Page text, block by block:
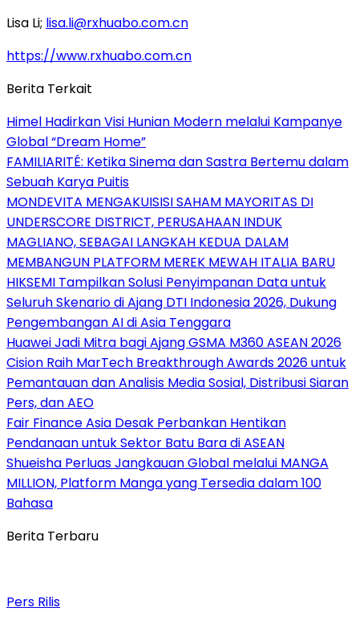
Lisa Li; lisa.li@rxhuabo.com.cn
https://www.rxhuabo.com.cn
Berita Terkait
Himel Hadirkan Visi Hunian Modern melalui Kampanye
Global “Dream Home”
FAMILIARITÉ: Ketika Sinema dan Sastra Bertemu dalam
Sebuah Karya Puitis
MONDEVITA MENGAKUISISI SAHAM MAYORITAS DI
UNDERSCORE DISTRICT, PERUSAHAAN INDUK
MAGLIANO, SEBAGAI LANGKAH KEDUA DALAM
MEMBANGUN PLATFORM MEREK MEWAH ITALIA BARU
HIKSEMI Tampilkan Solusi Penyimpanan Data untuk
Seluruh Skenario di Ajang DTI Indonesia 2026, Dukung
Pengembangan AI di Asia Tenggara
Huawei Jadi Mitra bagi Ajang GSMA M360 ASEAN 2026
Cision Raih MarTech Breakthrough Awards 2026 untuk
Pemantauan dan Analisis Media Sosial, Distribusi Siaran
Pers, dan AEO
Fair Finance Asia Desak Perbankan Hentikan
Pendanaan untuk Sektor Batu Bara di ASEAN
Shueisha Perluas Jangkauan Global melalui MANGA
MILLION, Platform Manga yang Tersedia dalam 100
Bahasa
Berita Terbaru
Pers Rilis